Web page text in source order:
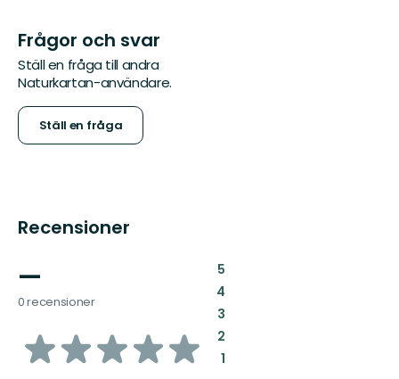
Frågor och svar
Ställ en fråga till andra
Naturkartan-användare.
Ställ en fråga
Recensioner
—
0 recensioner
av
5:
4:
3:
2:
1: